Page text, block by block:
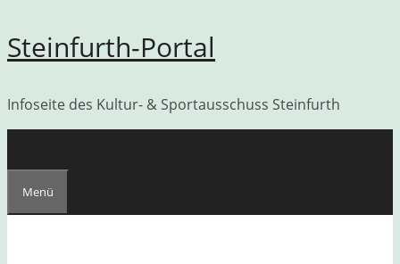
Zum
Inhalt
Steinfurth-Portal
Infoseite des Kultur- & Sportausschuss Steinfurth
Menü